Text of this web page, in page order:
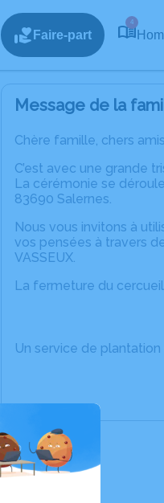
Faire-part
4
Message de la
Chère famille, chers
C’est avec une grande
La cérémonie se
83690 Salernes.
Nous vous invitons à
vos pensées à travers
VASSEUX.
La fermeture du
Un service de plantation